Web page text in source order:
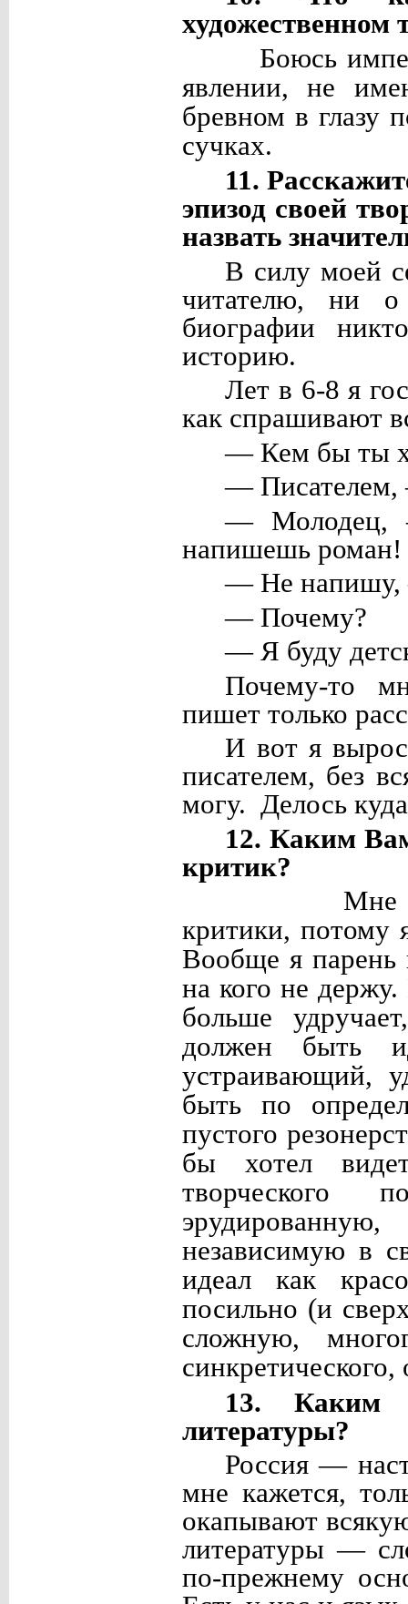
художественном
Боюсь
явлении, не
бревном в глазу
сучках.
11.
эпизод своей
назвать
В силу моей
читателю, ни о
биографии
историю.
Лет в 6-8 я
как спрашивают
— Кем бы ты
— Писателем,
— Молодец,
напишешь роман!
— Не напишу,
— Почему?
— Я буду
Почему-то
пишет только
И вот я
писателем, без
могу. Делось
12. Каким
критик?
Мне
критики, потому
Вообще я парень
на кого не
больше
должен быть
устраивающий,
быть по
пустого
бы хотел
творческого
независимую в
идеал как
посильно (и
сложную,
13. Каким
литературы?
Россия —
мне кажется,
окапывают
литературы —
по-прежнему